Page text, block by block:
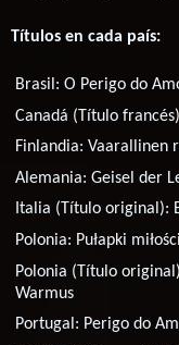
Títulos en cada país:
Brasil:O Perigo do
Canadá (Título
Finlandia:Vaarallinen
Alemania:Geisel der
Italia (Título original):
Polonia: Pułapki miłości
Polonia (Título
Warmus
Portugal: Perigo do